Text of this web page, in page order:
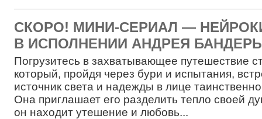
СКОРО! МИНИ-СЕРИАЛ —
В ИСПОЛНЕНИИ АНДРЕЯ
Погрузитесь в захватывающее путешествие
который, пройдя через бури и испытания,
источник света и надежды в лице
Она приглашает его разделить тепло своей
он находит утешение и любовь...